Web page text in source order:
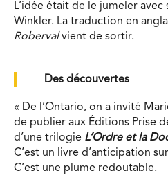
L’idée était de le jumeler
Winkler. La traduction en
Robervalvient de sortir.
Des découvertes
« De l’Ontario, on a invité
de publier aux Éditions Prise
d’une trilogie L’Ordre et la
C’est un livre d’anticipation
C’est une plume redoutable.